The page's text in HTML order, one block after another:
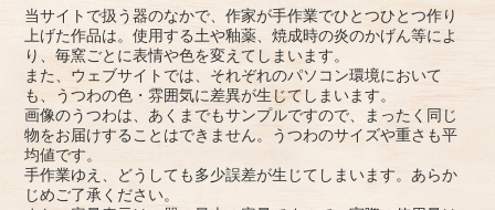
当サイトで扱う器のなかで、作家が手作業でひとつひとつ作り
上げた作品は。使用する土や釉薬、焼成時の炎のかげん等によ
り、毎窯ごとに表情や色を変えてしまいます。
また、ウェブサイトでは、それぞれのパソコン環境において
も、うつわの色・雰囲気に差異が生じてしまいます。
画像のうつわは、あくまでもサンプルですので、まったく同じ
物をお届けすることはできません。うつわのサイズや重さも平
均値です。
手作業ゆえ、どうしても多少誤差が生じてしまいます。あらか
じめご了承ください。